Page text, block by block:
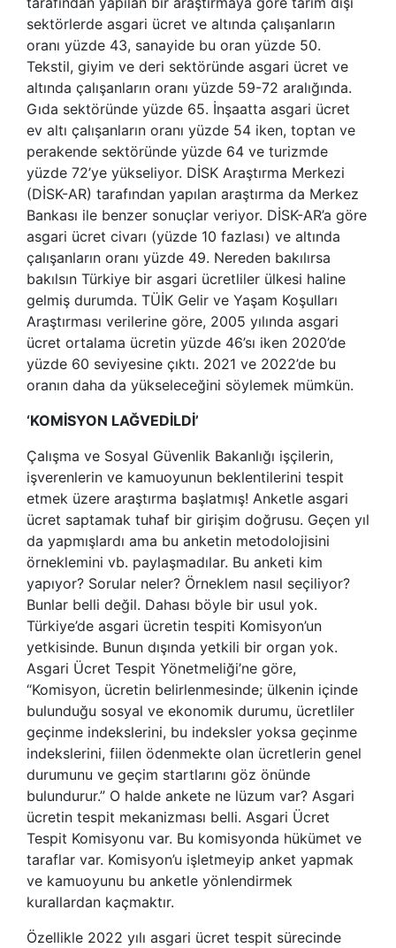
sektörlerde asgari ücret ve altında çalışanların
oranı yüzde 43, sanayide bu oran yüzde 50.
Tekstil, giyim ve deri sektöründe asgari ücret ve
altında çalışanların oranı yüzde 59-72 aralığında.
Gıda sektöründe yüzde 65. İnşaatta asgari ücret
ev altı çalışanların oranı yüzde 54 iken, toptan ve
perakende sektöründe yüzde 64 ve turizmde
yüzde 72’ye yükseliyor. DİSK Araştırma Merkezi
(DİSK-AR) tarafından yapılan araştırma da Merkez
Bankası ile benzer sonuçlar veriyor. DİSK-AR’a göre
asgari ücret civarı (yüzde 10 fazlası) ve altında
çalışanların oranı yüzde 49. Nereden bakılırsa
bakılsın Türkiye bir asgari ücretliler ülkesi haline
gelmiş durumda. TÜİK Gelir ve Yaşam Koşulları
Araştırması verilerine göre, 2005 yılında asgari
ücret ortalama ücretin yüzde 46’sı iken 2020’de
yüzde 60 seviyesine çıktı. 2021 ve 2022’de bu
oranın daha da yükseleceğini söylemek mümkün.
‘KOMİSYON LAĞVEDİLDİ’
Çalışma ve Sosyal Güvenlik Bakanlığı işçilerin,
işverenlerin ve kamuoyunun beklentilerini tespit
etmek üzere araştırma başlatmış! Anketle asgari
ücret saptamak tuhaf bir girişim doğrusu. Geçen yıl
da yapmışlardı ama bu anketin metodolojisini
örneklemini vb. paylaşmadılar. Bu anketi kim
yapıyor? Sorular neler? Örneklem nasıl seçiliyor?
Bunlar belli değil. Dahası böyle bir usul yok.
Türkiye’de asgari ücretin tespiti Komisyon’un
yetkisinde. Bunun dışında yetkili bir organ yok.
Asgari Ücret Tespit Yönetmeliği’ne göre,
“Komisyon, ücretin belirlenmesinde; ülkenin içinde
bulunduğu sosyal ve ekonomik durumu, ücretliler
geçinme indekslerini, bu indeksler yoksa geçinme
indekslerini, fiilen ödenmekte olan ücretlerin genel
durumunu ve geçim startlarını göz önünde
bulundurur.” O halde ankete ne lüzum var? Asgari
ücretin tespit mekanizması belli. Asgari Ücret
Tespit Komisyonu var. Bu komisyonda hükümet ve
taraflar var. Komisyon’u işletmeyip anket yapmak
ve kamuoyunu bu anketle yönlendirmek
kurallardan kaçmaktır.
Özellikle 2022 yılı asgari ücret tespit sürecinde